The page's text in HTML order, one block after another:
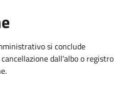
si conclude
dall'albo o registro